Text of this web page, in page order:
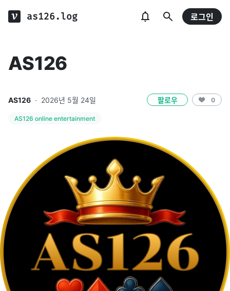
as126.log 로그인
AS126
AS126 · 2026년 5월 24일 팔로우 0
AS126 online entertainment